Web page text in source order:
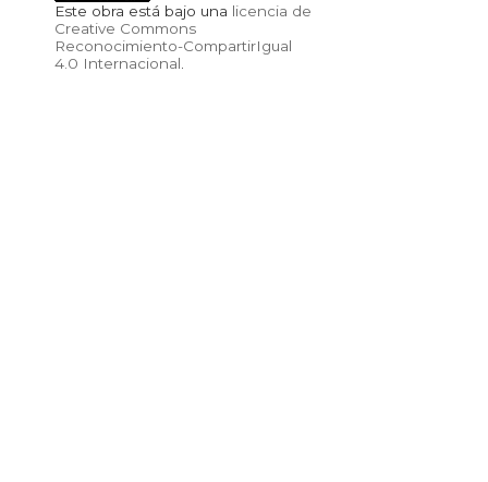
Este obra está bajo una licencia de
Creative Commons
Reconocimiento-CompartirIgual
4.0 Internacional